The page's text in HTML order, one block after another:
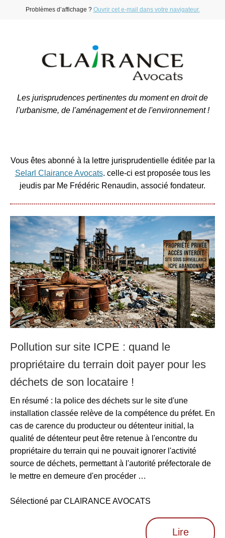
Problèmes d’affichage ? Ouvrir cet e-mail dans votre navigateur.
Les jurisprudences pertinentes du moment en droit de
l'urbanisme, de l'aménagement et de l'environnement !
Vous êtes abonné à la lettre jurisprudentielle éditée par la
Selarl Clairance Avocats. celle-ci est proposée tous les
jeudis par Me Frédéric Renaudin, associé fondateur.
Pollution sur site ICPE : quand le
propriétaire du terrain doit payer pour les
déchets de son locataire !
En résumé : la police des déchets sur le site d'une
installation classée relève de la compétence du préfet. En
cas de carence du producteur ou détenteur initial, la
qualité de détenteur peut être retenue à l'encontre du
propriétaire du terrain qui ne pouvait ignorer l'activité
source de déchets, permettant à l'autorité préfectorale de
le mettre en demeure d'en procéder …
Sélectioné par CLAIRANCE AVOCATS
Lire